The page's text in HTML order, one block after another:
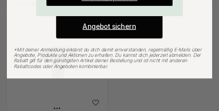
Auf Lager
Angebot sichern
*Mit deiner Anmeldung erklärst du dich damit einverstanden, regelmäßig E-Mails über
Angebote, Produkte und Aktionen zu erhalten. Du kannst dich jederzeit abmelden. Der
Rabatt gilt für den günstigsten Artikel deiner Bestellung und ist nicht mit anderen
Rabattcodes oder Angeboten kombinierbar.